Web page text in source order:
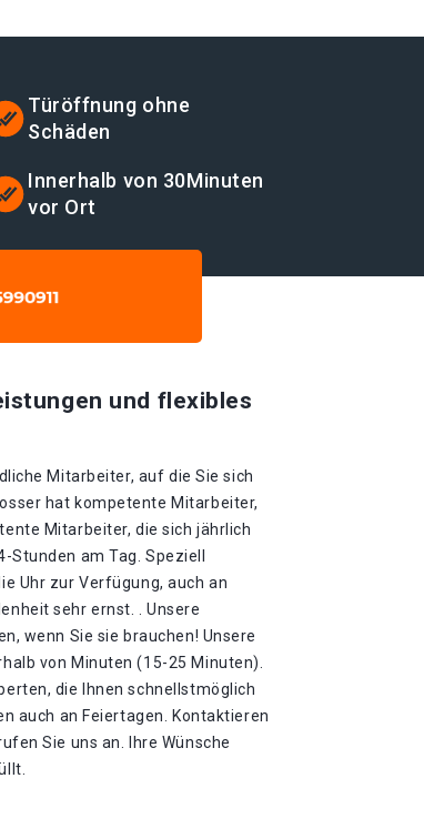
Türöffnung ohne
Schäden
Innerhalb von 30Minuten
vor Ort
und flexibles
Mitarbeiter, auf die Sie sich
hat kompetente Mitarbeiter,
Mitarbeiter, die sich jährlich
am Tag. Speziell
Uhr zur Verfügung, auch an
sehr ernst. . Unsere
wenn Sie sie brauchen! Unsere
von Minuten (15-25 Minuten).
die Ihnen schnellstmöglich
auch an Feiertagen. Kontaktieren
Sie uns an. Ihre Wünsche